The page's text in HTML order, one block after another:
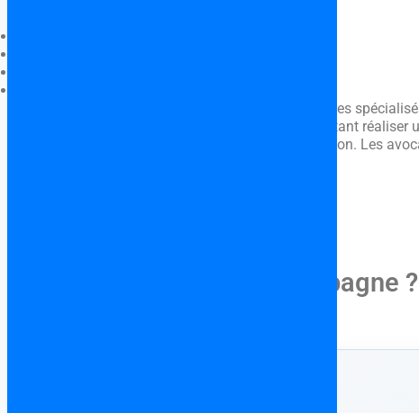
Avocat Francophone à DeniaLes avocats partenaires
complet et personnalisé aux francophones souhaitant
juridique des biens à la sécurisation de la transaction. Les
Un achat immobilier en Espagne ?